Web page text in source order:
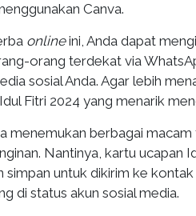
Canva.
onlineini, Anda dapat
orang terdekat via
sosial Anda. Agar lebih
Fitri 2024 yang menarik
menemukan berbagai
Nantinya, kartu ucapan
simpan untuk dikirim ke
di status akun sosial media.